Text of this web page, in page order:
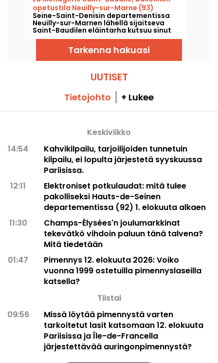
sulautuvat yhteen ja tarjoavat tunnin
kestävän aistimatkan. Läpi vuoden tämä
taiteellinen teos syttyy iltahämärässä,
kutsuen kävelijät poetiseen,
elämykselliseen ja ainutlaatuiseen
kohtaamiseen.
opetustila Neuilly-sur-Marne (93)
Seine-Saint-Denisin departementissa
Neuilly-sur-Marnen lähellä sijaitseva
Saint-Baudilen eläintarha kutsuu sinut
kävelylle maaseudulle ja tutustumaan sen
asukkaisiin.Tarkenna hakuasi
UUTISET
Tietojohto + Lukee
Keskiviikko
14:54
Kahvikilpailu, tarjoilijoiden tunnetuin
kilpailu, ei lopulta järjestetä syyskuussa
Pariisissa.
12:11
Elektroniset potkulaudat: mitä tulee
pakolliseksi Hauts-de-Seinen
departementissa (92) 1. elokuuta alkaen
11:30
Champs-Élysées'n joulumarkkinat
tekevätkö vihdoin paluun tänä talvena?
Mitä tiedetään
01:47
Pimennys 12. elokuuta 2026: Voiko
vuonna 1999 ostetuilla pimennyslaseilla
katsella?
Tiistai
09:56
Missä löytää pimennystä varten
tarkoitetut lasit katsomaan 12. elokuuta
Pariisissa ja Île-de-Francella
järjestettävää auringonpimennystä?